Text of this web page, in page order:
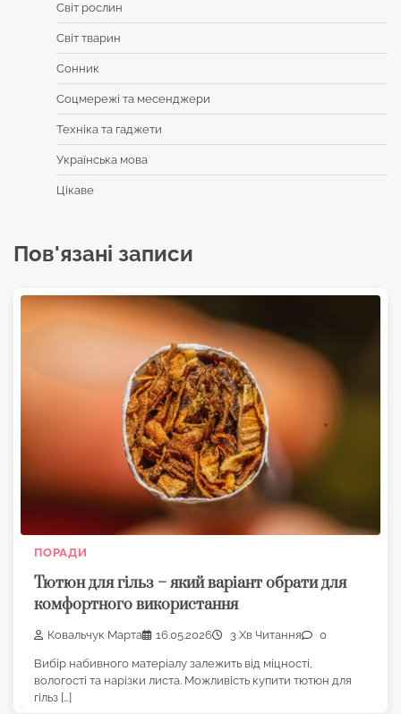
Світ рослин
Світ тварин
Сонник
Соцмережі та месенджери
Техніка та гаджети
Українська мова
Цікаве
Пов'язані записи
ПОРАДИ
Тютюн для гільз – який варіант обрати для
комфортного використання
Ковальчук Марта 16.05.2026 3 Хв Читання 0
Вибір набивного матеріалу залежить від міцності,
вологості та нарізки листа. Можливість купити тютюн для
гільз […]